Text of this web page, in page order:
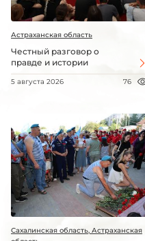
Астраханская область
Честный разговор о
правде и истории
5 августа 2026 76
Сахалинская область, Астраханская